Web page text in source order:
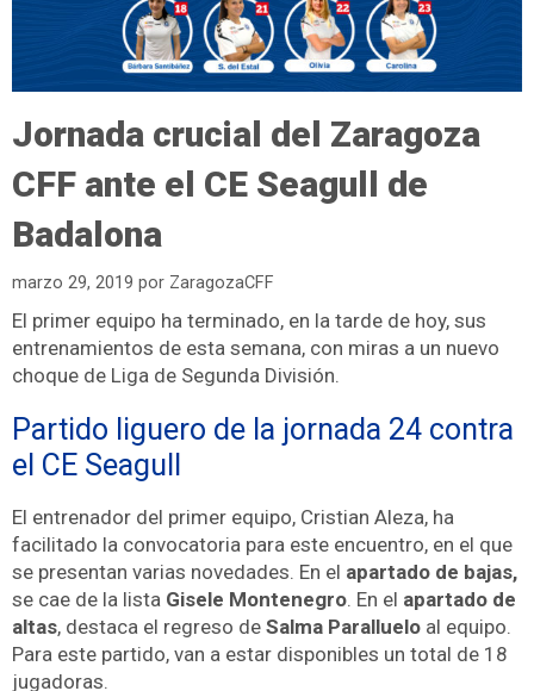
Jornada crucial del Zaragoza
CFF ante el CE Seagull de
Badalona
marzo 29, 2019 por ZaragozaCFF
El primer equipo ha terminado, en la tarde de hoy, sus
entrenamientos de esta semana, con miras a un nuevo
choque de Liga de Segunda División.
Partido liguero de la jornada 24 contra
el CE Seagull
El entrenador del primer equipo, Cristian Aleza, ha
facilitado la convocatoria para este encuentro, en el que
se presentan varias novedades. En el apartado de bajas,
se cae de la lista Gisele Montenegro. En el apartado de
altas, destaca el regreso de Salma Paralluelo al equipo.
Para este partido, van a estar disponibles un total de 18
jugadoras.